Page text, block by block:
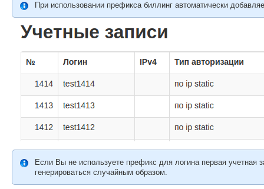
При использовании префикса биллинг автоматически
Если Вы не используете префикс для логина первая
генерироваться случайным образом.